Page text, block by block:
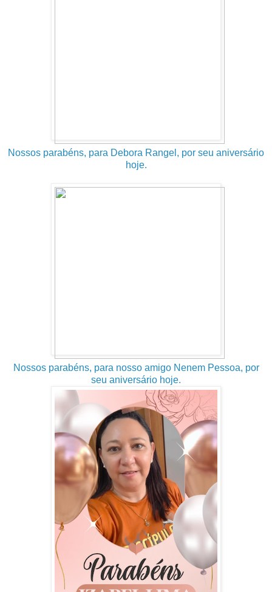
Nossos parabéns, para Debora Rangel, por seu aniversário
hoje.
Nossos parabéns, para nosso amigo Nenem Pessoa, por
seu aniversário hoje.